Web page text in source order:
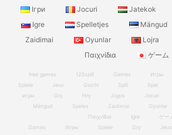
Ігри
Jocuri Jatekok
Igre
Spelletjes Mängud
Zaidimai
Oyunlar Lojra
Παιχνίδια
ゲーム
free games 123spill Games Игры
Spiele
Jeux Giochi Spill Spel
игры
Gry Hry Jogos Jocuri
Mängud
Speles Zaidimai Oyunlar
Παιχνίδια
Igre
ゲーム
Games
Игры Spiele Gry Jeux